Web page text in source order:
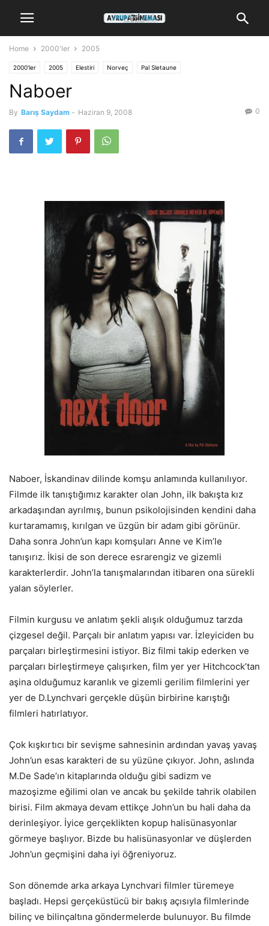
Home 2000'ler 2005
2000'ler 2005 Elestiri Norveç Pal Sletaune
Naboer
By Barış Saydam - Haziran 9, 2008 0
Naboer, İskandinav dilinde komşu anlamında kullanılıyor.
Filmde ilk tanıştığımız karakter olan John, ilk bakışta kız
arkadaşından ayrılmış, bunun psikolojisinden kendini daha
kurtaramamış, kırılgan ve üzgün bir adam gibi görünür.
Daha sonra John’un kapı komşuları Anne ve Kim’le
tanışırız. İkisi de son derece esrarengiz ve gizemli
karakterlerdir. John’la tanışmalarından itibaren ona sürekli
yalan söylerler.
Filmin kurgusu ve anlatım şekli alışık olduğumuz tarzda
çizgesel değil. Parçalı bir anlatım yapısı var. İzleyiciden bu
parçaları birleştirmesini istiyor. Biz filmi takip ederken ve
parçaları birleştirmeye çalışırken, film yer yer Hitchcock’tan
aşina olduğumuz karanlık ve gizemli gerilim filmlerini yer
yer de D.Lynchvari gerçekle düşün birbirine karıştığı
filmleri hatırlatıyor.
Çok kışkırtıcı bir sevişme sahnesinin ardından yavaş yavaş
John’un esas karakteri de su yüzüne çıkıyor. John, aslında
M.De Sade’ın kitaplarında olduğu gibi sadizm ve
mazoşizme eğilimi olan ve ancak bu şekilde tahrik olabilen
birisi. Film akmaya devam ettikçe John’un bu hali daha da
derinleşiyor. İyice gerçeklikten kopup halisünasyonlar
görmeye başlıyor. Bizde bu halisünasyonlar ve düşlerden
John’un geçmişini daha iyi öğreniyoruz.
Son dönemde arka arkaya Lynchvari filmler türemeye
başladı. Hepsi gerçeküstücü bir bakış açısıyla filmlerinde
bilinç ve bilinçaltına göndermelerde bulunuyor. Bu filmde